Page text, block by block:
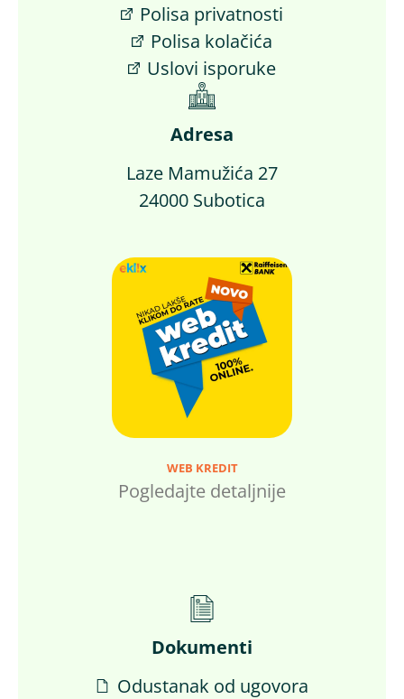
Polisa privatnosti
Polisa kolačića
Uslovi isporuke
Adresa
Laze Mamužića 27
24000 Subotica
WEB KREDIT
Pogledajte detaljnije
Dokumenti
Odustanak od ugovora